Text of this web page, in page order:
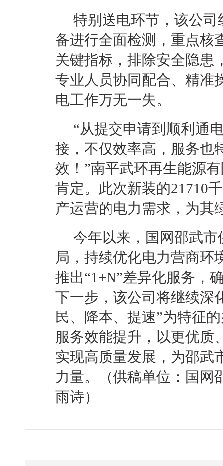
特别送电环节，该公
备进行全面检测，重点核
关键指标，排除安全隐患
专业人员协同配合、精准
电工作万无一失。
“从提交申请到顺利通
接，不仅效率高，服务也
效！”南平武环再生能源
肯定。此次新装的21710
产运营的电力需求，为其
今年以来，国网邵武
局，持续优化电力营商环
推出“1+N”差异化服务，
下一步，该公司将继续深
民、降本、提速”为特征
服务效能提升，以更优质
实现高质量发展，为邵武
力量。（供稿单位：国
雨诗）